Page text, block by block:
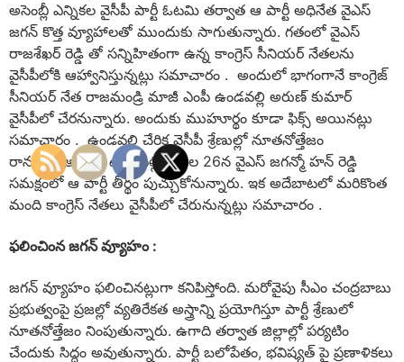
అసెంబ్లీ ఎన్నికల వైసీపీ పార్టీ ఓటమి తర్వాత ఆ పార్టీ అధినేత వైఎస్
జగన్ కొత్త వ్యూహాలతో ముందుకు సాగుతున్నారు. గతంలో వైఎస్
రాజశేఖర్ రెడ్డి తో సన్నిహితంగా ఉన్న కాంగ్రెస్ సీనియర్ నేతలను
వైసీపీలోకి ఆహ్వానిస్తున్నట్లు సమాచారం . అందులో భాగంగానే కాంగ్రెజ్
సీనియర్ నేత రాజమండ్రి మాజీ ఎంపీ ఉండవల్లి అరుణ్ కుమార్
వైసీపీలో చేరనున్నారు. అందుకు ముహూర్థం కూడా ఫిక్స్ అయినట్లు
సమాచారం . ఉండవల్లి చేరిక వైసీపీ శ్రేణుల్లో నూతనోత్తేజం
రానుంది. అయితే ఉండవల్లి ఈనెల 26న వైఎస్ జగన్మో హన్ రెడ్డి
సమక్షంలో ఆ పార్టీ తీర్థం పుచ్చుకోనున్నారు. ఇక అదేబాటలో మరికొంత
మంది కాంగ్రెస్ నేతలు వైసీపీలో చేరునున్నట్లు సమాచారం .
ఫలించింన జగన్ వ్యూహం :
జగన్ వ్యూహం ఫలించినట్లుగా కనిపిస్తోంది. మరోవైపు సీఎం చంద్రబాబు
ప్రభుత్వంపై ప్రజల్లో వ్యతిరేకత అస్త్రాన్ని ప్రయోగిస్తూ పార్టీ శ్రేణులో
నూతనోత్తేజం నింపుతున్నారు. ఉగాది తర్వాత జిల్లాల్లో పర్యటిం
చేందుకు సిద్ధం అవుతున్నారు. పార్టీ బలోపేతం, భవిష్యత్ పై ప్రణాళికలు